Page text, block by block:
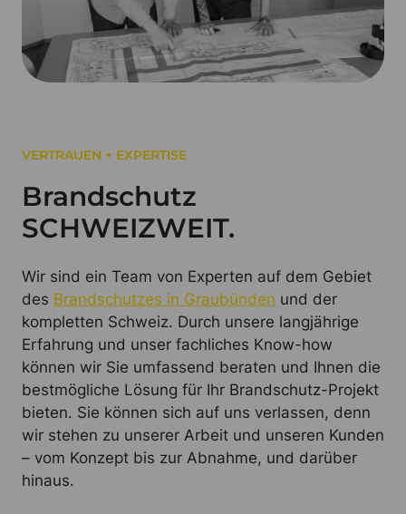
VERTRAUEN + EXPERTISE
Brandschutz
SCHWEIZWEIT.
Wir sind ein Team von Experten auf dem Gebiet
des Brandschutzes in Graubünden und der
kompletten Schweiz. Durch unsere langjährige
Erfahrung und unser fachliches Know-how
können wir Sie umfassend beraten und Ihnen die
bestmögliche Lösung für Ihr Brandschutz-Projekt
bieten. Sie können sich auf uns verlassen, denn
wir stehen zu unserer Arbeit und unseren Kunden
– vom Konzept bis zur Abnahme, und darüber
hinaus.